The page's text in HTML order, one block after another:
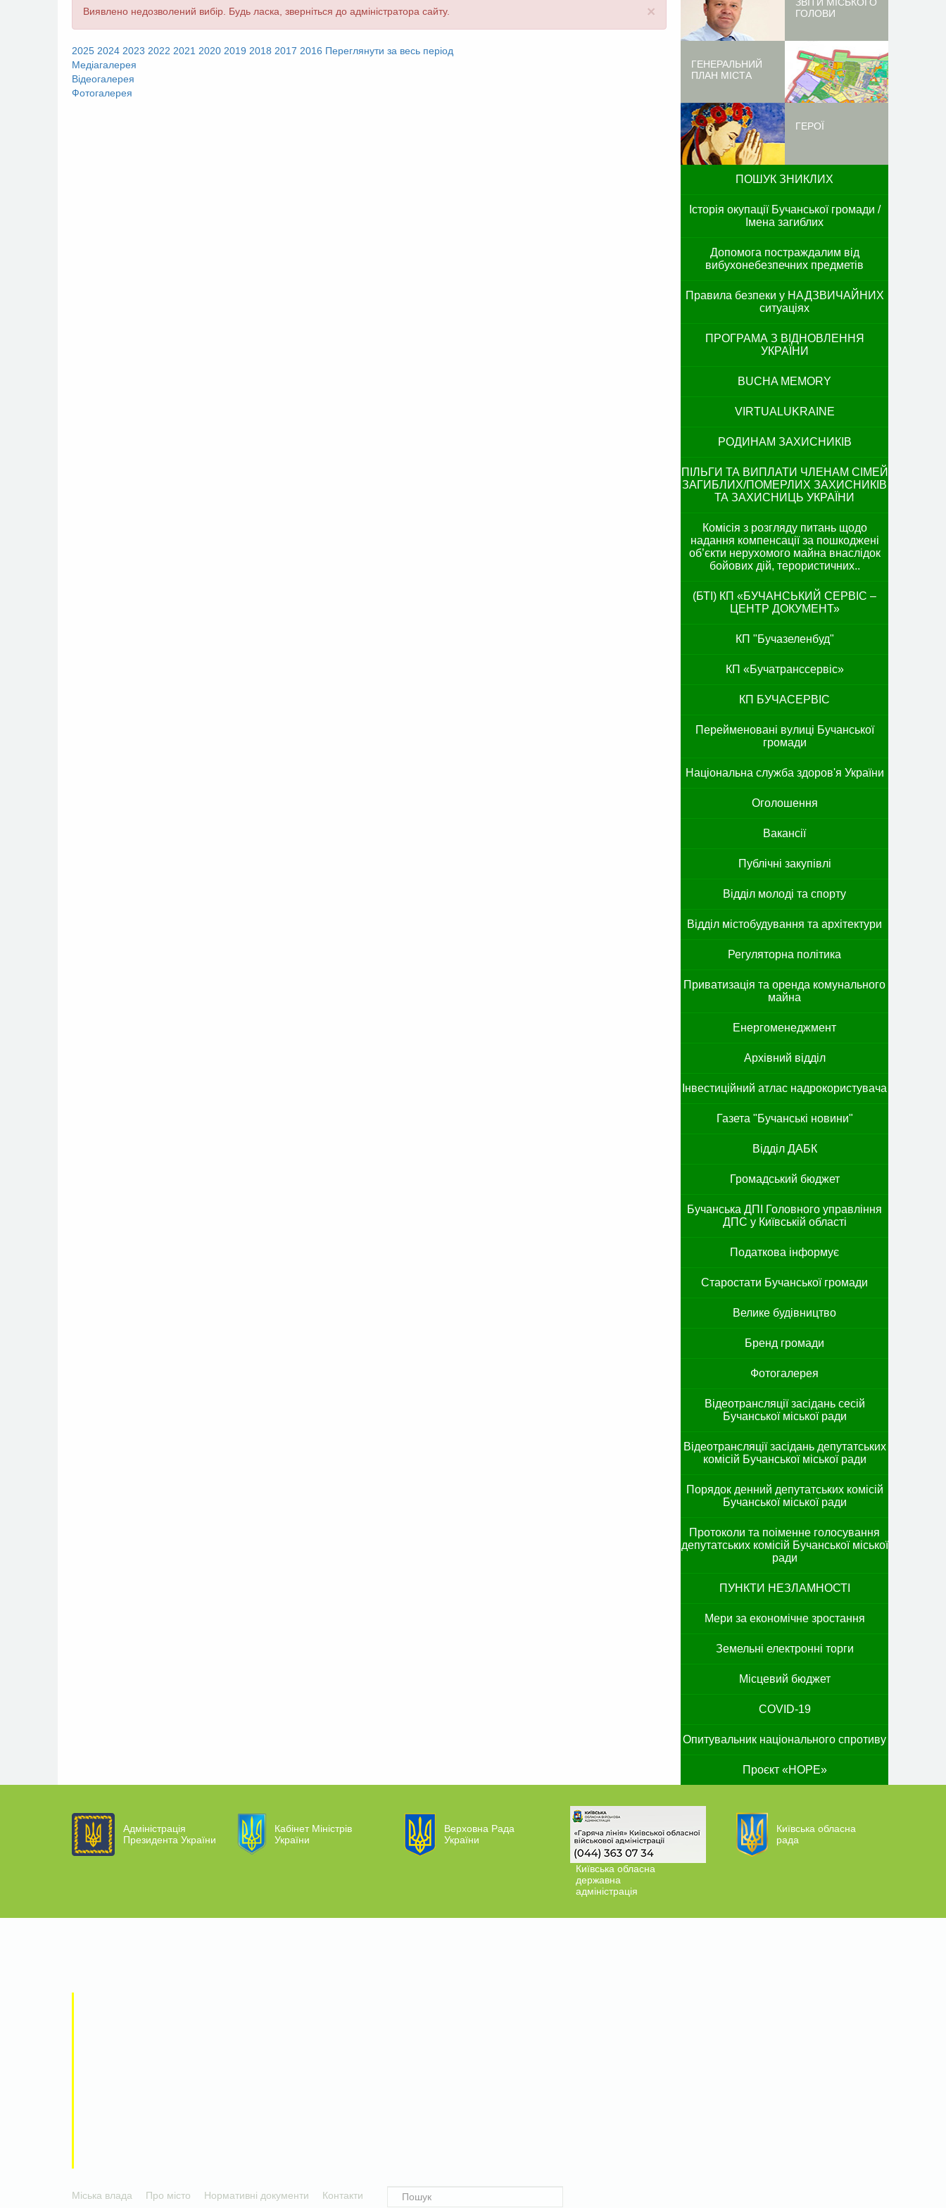
×
Повідомлення
Виявлено недозволений вибір. Будь ласка, зверніться до адміністратора сайту.
2025 2024 2023 2022 2021 2020 2019 2018 2017 2016 Переглянути за весь період
Медіагалерея
Відеогалерея
Фотогалерея
ГОЛОВИ
ГЕНЕРАЛЬНИЙ
ПЛАН МІСТА
ГЕРОЇ
ПОШУК ЗНИКЛИХ
Історія окупації Бучанської громади /
Імена загиблих
Допомога постраждалим від
вибухонебезпечних предметів
Правила безпеки у НАДЗВИЧАЙНИХ
ситуаціях
ПРОГРАМА З ВІДНОВЛЕННЯ
УКРАЇНИ
BUCHA MEMORY
VIRTUALUKRAINE
РОДИНАМ ЗАХИСНИКІВ
ПІЛЬГИ ТА ВИПЛАТИ ЧЛЕНАМ СІМЕЙ
ЗАГИБЛИХ/ПОМЕРЛИХ ЗАХИСНИКІВ
ТА ЗАХИСНИЦЬ УКРАЇНИ
Комісія з розгляду питань щодо
надання компенсації за пошкоджені
об’єкти нерухомого майна внаслідок
бойових дій, терористичних..
(БТІ) КП «БУЧАНСЬКИЙ СЕРВІС –
ЦЕНТР ДОКУМЕНТ»
КП "Бучазеленбуд"
КП «Бучатранссервіс»
КП БУЧАСЕРВІС
Перейменовані вулиці Бучанської
громади
Національна служба здоров'я України
Оголошення
Вакансії
Публічні закупівлі
Відділ молоді та спорту
Відділ містобудування та архітектури
Регуляторна політика
Приватизація та оренда комунального
майна
Енергоменеджмент
Архівний відділ
Інвестиційний атлас надрокористувача
Газета "Бучанські новини"
Відділ ДАБК
Громадський бюджет
Бучанська ДПІ Головного управління
ДПС у Київській області
Податкова інформує
Старостати Бучанської громади
Велике будівництво
Бренд громади
Фотогалерея
Відеотрансляції засідань сесій
Бучанської міської ради
Відеотрансляції засідань депутатських
комісій Бучанської міської ради
Порядок денний депутатських комісій
Бучанської міської ради
Протоколи та поіменне голосування
депутатських комісій Бучанської міської
ради
ПУНКТИ НЕЗЛАМНОСТІ
Мери за економічне зростання
Земельні електронні торги
Місцевий бюджет
COVID-19
Опитувальник національного спротиву
Проєкт «HOPE»
Адміністрація
Президента України
Кабінет Міністрів
України
Верховна Рада
України
Київська обласна
державна
адміністрація
Київська обласна
рада
Міська влада Про місто Нормативні документи Контакти